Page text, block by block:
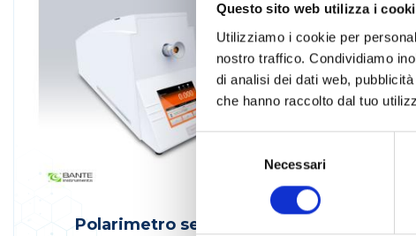
Questo sito web utilizza i
Utilizziamo i cookie per
nostro traffico. Condividiamo
di analisi dei dati web,
che hanno raccolto dal tuo
Selezione
Necessari
Polarimetro semi